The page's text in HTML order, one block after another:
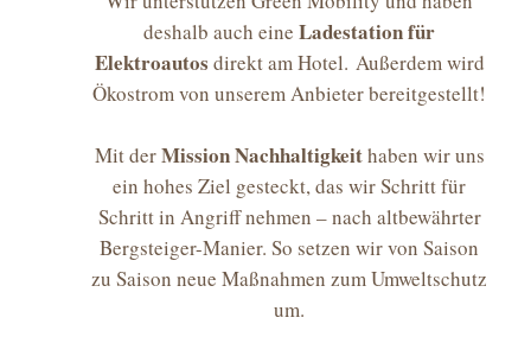
deshalb auch eine Ladestation für
Elektroautos direkt am Hotel. Außerdem wird
Ökostrom von unserem Anbieter bereitgestellt!
Mit derMission Nachhaltigkeithaben wir uns
ein hohes Ziel gesteckt, das wir Schritt für
Schritt in Angriff nehmen – nach altbewährter
Bergsteiger-Manier. So setzen wir von Saison
zu Saison neue Maßnahmen zum Umweltschutz
um.